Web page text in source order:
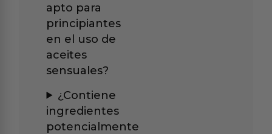
apto para
principiantes
en el uso de
aceites
sensuales?
¿Contiene
ingredientes
potencialmente